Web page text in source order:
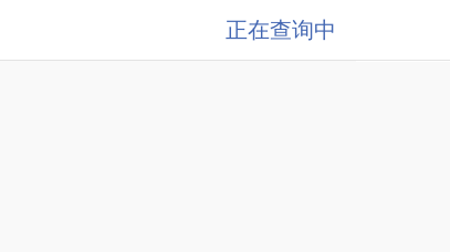
正在查询中